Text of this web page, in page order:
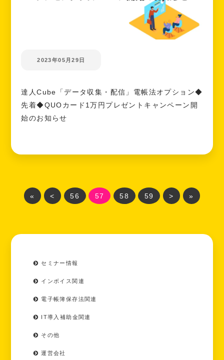
2023年05月29日
達人Cube「データ収集・配信」電帳法オプション◆
先着◆QUOカード1万円プレゼントキャンペーン開
始のお知らせ
« < 56 57 58 59 > »
セミナー情報
インボイス関連
電子帳簿保存法関連
IT導入補助金関連
その他
運営会社